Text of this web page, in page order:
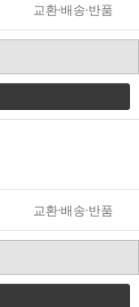
교환·배송·반품
교환·배송·반품